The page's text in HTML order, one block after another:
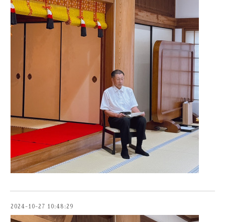
2024-10-27 10:48:29